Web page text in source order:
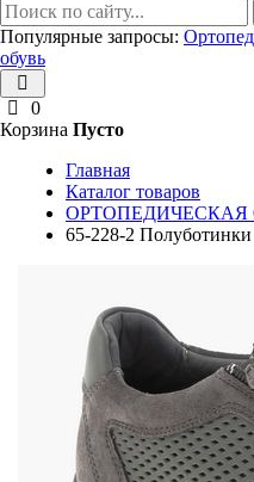
Популярные запросы:
обувь
0
Корзина Пусто
Главная
Каталог товаров
ОРТОПЕДИЧЕСКАЯ
65-228-2 Полуботинки